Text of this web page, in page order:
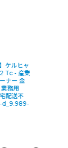
ケルヒャ
Tc - 産業
ナー 金
務用
配送不
d_9.989-